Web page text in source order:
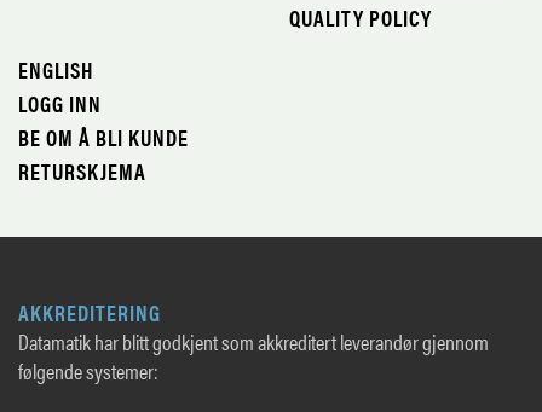
QUALITY POLICY
ENGLISH
LOGG INN
BE OM Å BLI KUNDE
RETURSKJEMA
AKKREDITERING
Datamatik har blitt godkjent som akkreditert leverandør gjennom
følgende systemer: